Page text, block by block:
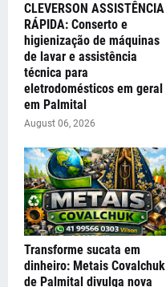
CLEVERSON ASSISTÊNCIA
RÁPIDA: Conserto e
higienização de máquinas
de lavar e assistência
técnica para
eletrodomésticos em geral
em Palmital
August 06, 2026
Transforme sucata em
dinheiro: Metais Covalchuk
de Palmital divulga nova